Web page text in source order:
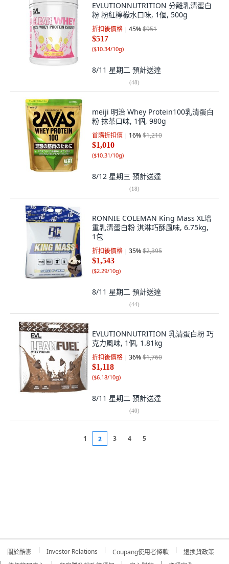
EVLUTIONNUTRITION 分離乳清蛋白
粉 粉紅檸檬水口味, 1個, 500g
折扣後價格 45%$951
$517
($10.34/10g)
8/11 星期二 預計送達
(48)
meiji 明治 Whey Protein100乳清蛋白
粉 抹茶口味, 1個, 980g
首購折扣價 16%$1,210
$1,010
($10.31/10g)
8/12 星期三 預計送達
(18)
RONNIE COLEMAN King Mass XL增
重乳清蛋白粉 淇淋巧酥風味, 6.75kg,
1包
折扣後價格 35%$2,395
$1,543
($2.29/10g)
8/11 星期二 預計送達
(44)
EVLUTIONNUTRITION 乳清蛋白粉 巧
克力風味, 1個, 1.81kg
折扣後價格 36%$1,760
$1,118
($6.18/10g)
8/11 星期二 預計送達
(40)
1 2 3 4 5
關於酷澎 Investor Relations Coupang使用者條款
退換貨政策